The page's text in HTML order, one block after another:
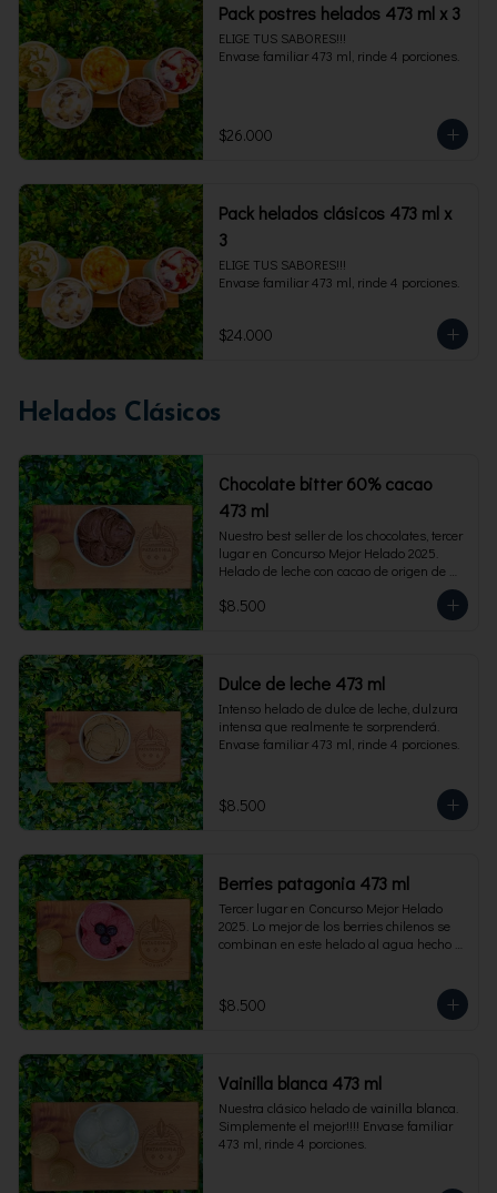
Pack postres helados 473 ml x 3
ELIGE TUS SABORES!!!
Envase familiar 473 ml, rinde 4 porciones.
$26.000
Pack helados clásicos 473 ml x
3
ELIGE TUS SABORES!!!
Envase familiar 473 ml, rinde 4 porciones.
$24.000
Helados Clásicos
Chocolate bitter 60% cacao
473 ml
Nuestro best seller de los chocolates, tercer
lugar en Concurso Mejor Helado 2025.
Helado de leche con cacao de origen de
intensidad al 60%. Envase familiar 473 ml,
rinde 4  porciones.
$8.500
Dulce de leche 473 ml
Intenso helado de dulce de leche, dulzura
intensa que realmente te sorprenderá.
Envase familiar 473 ml, rinde 4 porciones.
$8.500
Berries patagonia 473 ml
Tercer lugar en Concurso Mejor Helado
2025. Lo mejor de los berries chilenos se
combinan en este helado al agua hecho
473 ml. Rinde 4 porciones.
$8.500
Vainilla blanca 473 ml
Nuestra clásico helado de vainilla blanca.
Simplemente el mejor!!!! Envase familiar
473 ml, rinde 4 porciones.